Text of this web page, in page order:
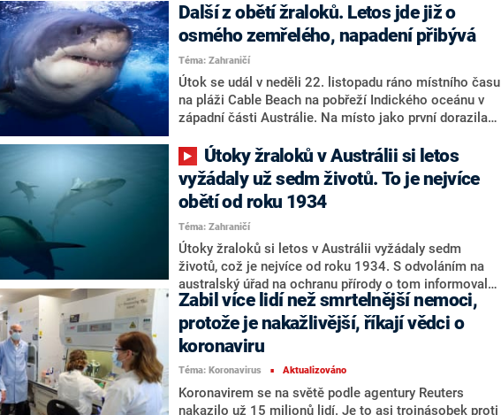
Další z obětí žraloků. Letos jde již o
osmého zemřelého, napadení přibývá
Téma: Zahraničí
Útok se udál v neděli 22. listopadu ráno místního času
na pláži Cable Beach na pobřeží Indického oceánu v
západní části Austrálie. Na místo jako první dorazila
Následně napadeného ošetřovala do příjezdu
záchranářů. Muž měl vážná zranění a podle policie
zemřel na místě.
vyžádaly už sedm životů. To je nejvíce
obětí od roku 1934
Téma: Zahraničí
Útoky žraloků si letos v Austrálii vyžádaly sedm
životů, což je nejvíce od roku 1934. S odvoláním na
australský úřad na ochranu přírody o tom informovala
stanice CNN, podle které nelze jednoznačně určit
příčinu smutné bilance. Za vysokým počtem obětí
může stát náhoda, ale i klimatická změna.
Zabil více lidí než smrtelnější nemoci,
protože je nakažlivější, říkají vědci o
koronaviru
Téma: Koronavirus ■ Aktualizováno
Koronavirem se na světě podle agentury Reuters
nakazilo už 15 milionů lidí. Je to asi trojnásobek proti